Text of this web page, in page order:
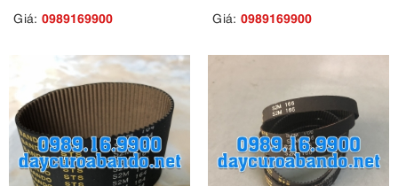
Giá: 0989169900 Giá: 0989169900